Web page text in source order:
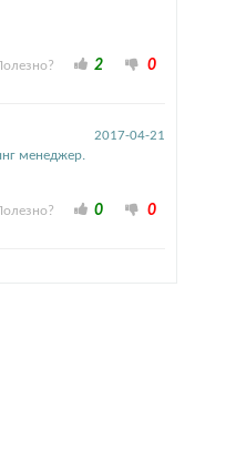
2 0
2017-04-21
менеджер.
0 0